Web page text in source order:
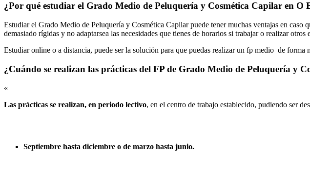
¿Por qué estudiar el Grado Medio de Peluquería y Cosmética Capilar en O
Estudiar el Grado Medio de Peluquería y Cosmética Capilar puede tener muchas ventajas en caso
demasiado rígidas y no adaptarsea las necesidades que tienes de horarios si trabajar o realizar otros
Estudiar online o a distancia, puede ser la solución para que puedas realizar un fp medio de forma
¿Cuándo se realizan las prácticas del FP de Grado Medio de Peluquería y
«
Las prácticas se realizan, en periodo lectivo, en el centro de trabajo establecido, pudiendo ser
Septiembre hasta diciembre o de marzo hasta junio.